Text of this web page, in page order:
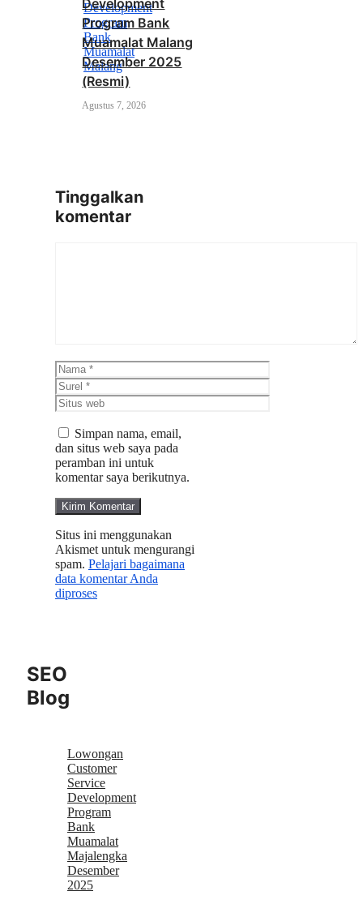
Development
Program Bank
Muamalat Malang
Desember 2025
(Resmi)
Agustus 7, 2026
Tinggalkan
komentar
Nama
Surel
Situs
web
Simpan nama, email,
dan situs web saya pada
peramban ini untuk
komentar saya berikutnya.
Situs ini menggunakan
Akismet untuk mengurangi
spam. Pelajari bagaimana
data komentar Anda
diproses
SEO
Blog
Lowongan
Customer
Service
Development
Program
Bank
Muamalat
Majalengka
Desember
2025